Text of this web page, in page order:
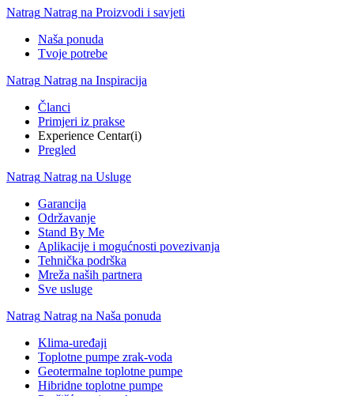
Natrag Natrag na Proizvodi i savjeti
Naša ponuda
Tvoje potrebe
Natrag Natrag na Inspiracija
Članci
Primjeri iz prakse
Experience Centar(i)
Pregled
Natrag Natrag na Usluge
Garancija
Održavanje
Stand By Me
Aplikacije i mogućnosti povezivanja
Tehnička podrška
Mreža naših partnera
Sve usluge
Natrag Natrag na Naša ponuda
Klima-uređaji
Toplotne pumpe zrak-voda
Geotermalne toplotne pumpe
Hibridne toplotne pumpe